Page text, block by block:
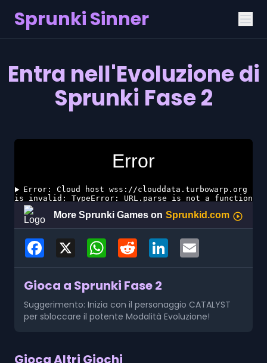
Sprunki Sinner
Entra nell'Evoluzione di
Sprunki Fase 2
Facebook WhatsAppReddit LinkedIn
Gioca a Sprunki Fase 2
Suggerimento: Inizia con il personaggio CATALYST
per sbloccare il potente Modalità Evoluzione!
Gioca Altri Giochi